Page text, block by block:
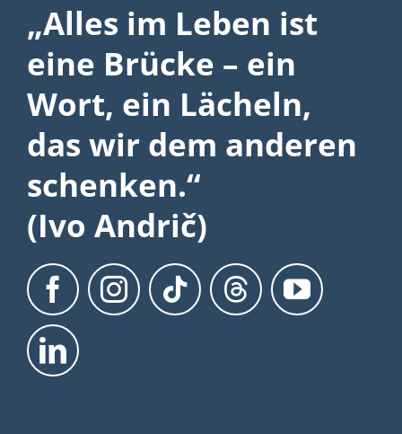
„Alles im Leben ist
eine Brücke – ein
Wort, ein Lächeln,
das wir dem anderen
schenken.“
(Ivo Andrič)